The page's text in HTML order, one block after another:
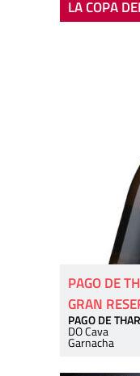
LA COPA
PAGO DE
GRAN
PAGO DE
DO Cava
Garnacha